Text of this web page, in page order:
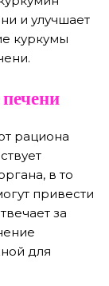
и улучшает
куркумы
рациона
в то
привести
за
для